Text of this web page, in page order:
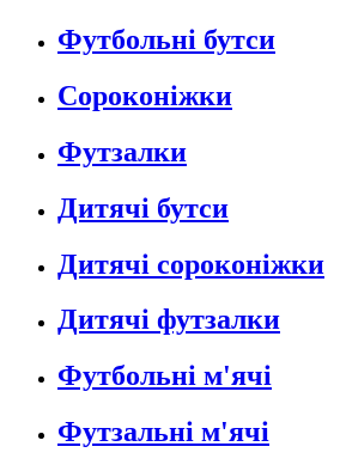
Футбольні бутси
Сороконіжки
Футзалки
Дитячі бутси
Дитячі сороконіжки
Дитячі футзалки
Футбольні м'ячі
Футзальні м'ячі